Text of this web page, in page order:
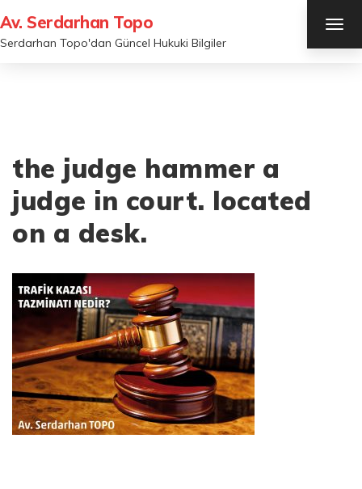
Av. Serdarhan Topo
Serdarhan Topo'dan Güncel Hukuki Bilgiler
the judge hammer a
judge in court. located
on a desk.